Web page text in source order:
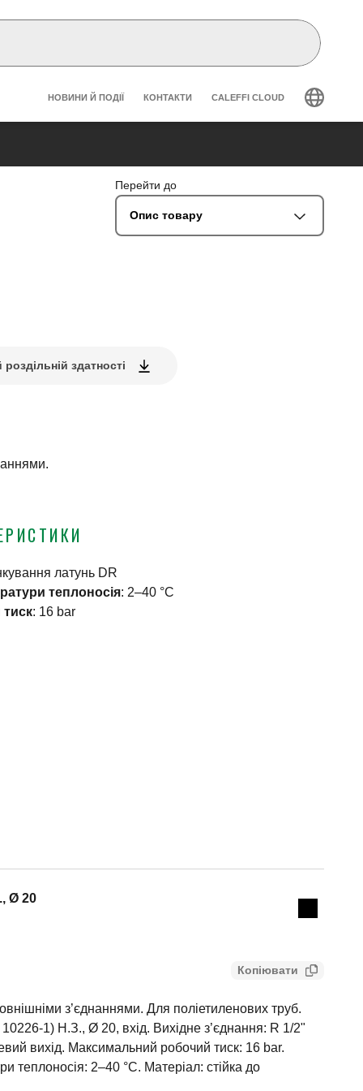
Header secondary navigation
НОВИНИ Й ПОДІЇ КОНТАКТИ CALEFFI CLOUD
Перейти до
Опис товару
здатності
латунь DR
теплоносія: 2–40 °C
: 16 bar
Ø 20
Collapse
Копіювати
з’єднаннями. Для поліетиленових труб.
1) H.З., Ø 20, вхід. Вихідне з’єднання: R 1/2"
вихід. Максимальний робочий тиск: 16 bar.
теплоносія: 2–40 °C. Матеріал: стійка до